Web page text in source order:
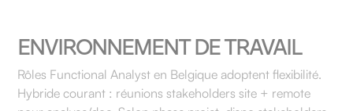
ENVIRONNEMENT DE TRAVAIL
Rôles Functional Analyst en Belgique adoptent flexibilité.
Hybride courant : réunions stakeholders site + remote